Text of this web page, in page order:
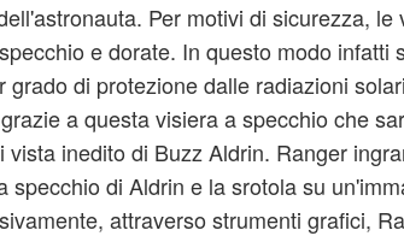
Per motivi di sicurezza, le
e dorate. In questo modo infatti
grado di protezione dalle radiazioni
a questa visiera a specchio che
vista inedito di Buzz Aldrin. Ranger
specchio di Aldrin e la srotola su
attraverso strumenti grafici,